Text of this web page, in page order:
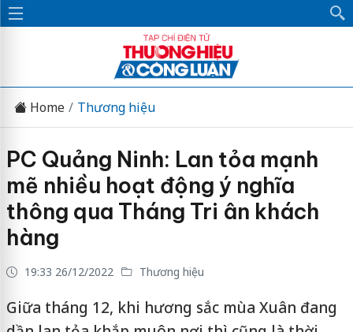
Home Thương hiệu
PC Quảng Ninh: Lan tỏa mạnh
mẽ nhiều hoạt động ý nghĩa
thông qua Tháng Tri ân khách
hàng
19:33 26/12/2022 Thương hiệu
Giữa tháng 12, khi hương sắc mùa Xuân đang